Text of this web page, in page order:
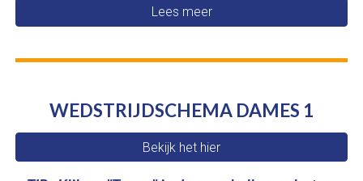
Lees meer
WEDSTRIJDSCHEMA DAMES 1
Bekijk het hier